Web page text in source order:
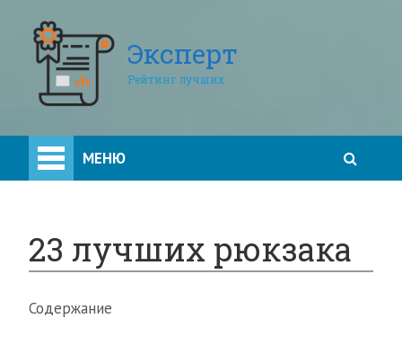
Эксперт
Рейтинг лучших
МЕНЮ
23 лучших рюкзака
Содержание